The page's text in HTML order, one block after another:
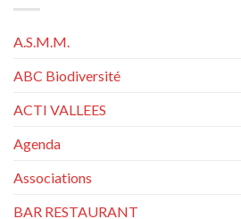
A.S.M.M.
ABC Biodiversité
ACTI VALLEES
Agenda
Associations
BAR RESTAURANT